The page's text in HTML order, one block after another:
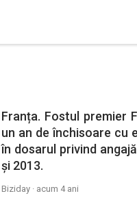
Franța. Fostul premier
un an de închisoare cu
în dosarul privind
și 2013.
Biziday · acum 4 ani